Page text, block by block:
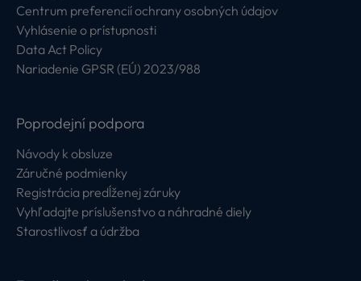
Centrum preferencií ochrany osobných údajov
Vyhlásenie o prístupnosti
Data Act Policy
Nariadenie GPSR (EÚ) 2023/988
Poprodejní podpora
Návody k obsluze
Záručné podmienky
Registrácia predĺženej záruky
Vyhľadajte príslušenstvo a náhradné diely
Starostlivosť a údržba